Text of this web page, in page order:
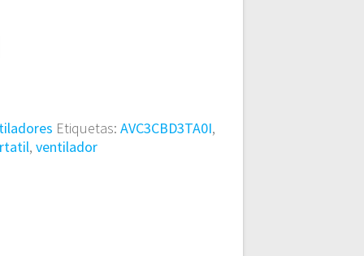
Etiquetas: AVC3CBD3TA0I,
, ventilador